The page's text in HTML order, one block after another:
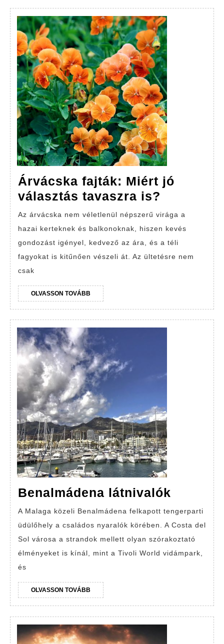
Árvácska fajták: Miért jó
választás tavaszra is? Árvácska
fajták:
Miért
jó
választás
tavaszra
Az árvácska nem véletlenül népszerű virága a
hazai kerteknek és balkonoknak, hiszen kevés
gondozást igényel, kedvező az ára, és a téli
fagyokat is kitűnően vészeli át. Az ültetésre nem
csak
OLVASSON TOVÁBB OLVASSON
TOVÁBB
Benalmádena látnivalók
A Malaga közeli Benalmádena felkapott tengerparti
üdülőhely a családos nyaralók körében. A Costa del
Sol városa a strandok mellett olyan szórakoztató
élményeket is kínál, mint a Tivoli World vidámpark,
és
OLVASSON TOVÁBB OLVASSON
TOVÁBB